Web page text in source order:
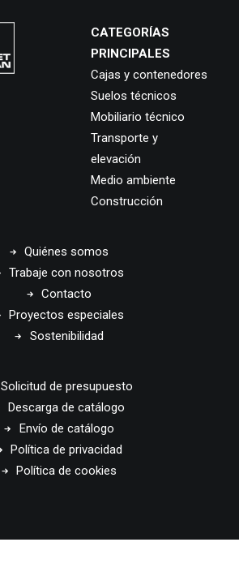
CATEGORÍAS
PRINCIPALES
Cajas y contenedores
Suelos técnicos
Mobiliario técnico
Transporte y
elevación
Medio ambiente
Construcción
Quiénes somos
Trabaje con nosotros
Contacto
Proyectos especiales
Sostenibilidad
Solicitud de presupuesto
Descarga de catálogo
Envío de catálogo
Política de privacidad
Política de cookies